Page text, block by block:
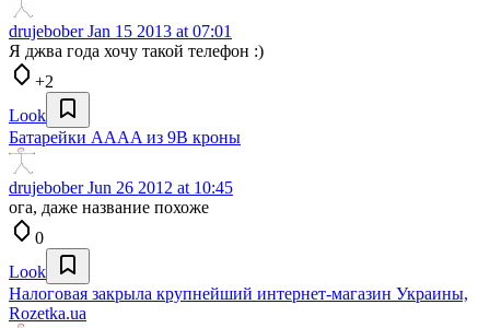
drujeboberJan 15 2013 at 07:01
Я джва года хочу такой телефон :)
+2
Look
Батарейки AAAA из 9В кроны
drujeboberJun 26 2012 at 10:45
ога, даже название похоже
0
Look
Налоговая закрыла крупнейший интернет-магазин Украины,
Rozetka.ua